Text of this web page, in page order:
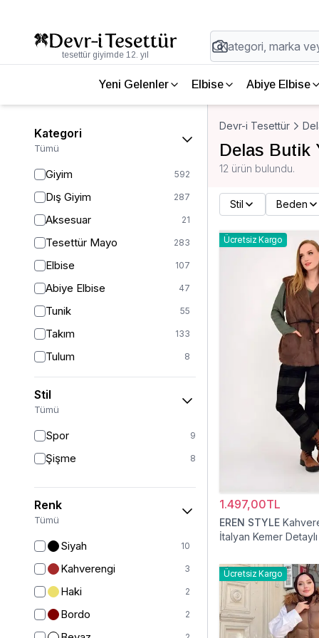
tesettür giyimde 12. yıl
Yeni Gelenler Elbise Abiye Elbise
Kategori
Tümü
Giyim 592
Dış Giyim 287
Aksesuar 21
Tesettür Mayo 283
Elbise 107
Abiye Elbise 47
Tunik 55
Takım 133
Tulum 8
Pantolon 152
Etek 19
Şal 6
Bone
Ferace
Kap & Pardesü
Trençkot
Hırka
Stil
Tümü
Spor 9
Şişme 8
Renk
Tümü
Siyah 10
Kahverengi 3
Haki 2
Bordo 2
Devr-i Tesettür
Delas Butik
12 ürün bulundu.
Stil Beden
Ücretsiz Kargo
1.497,00TL
EREN STYLE
İtalyan Kemer
Ücretsiz Kargo